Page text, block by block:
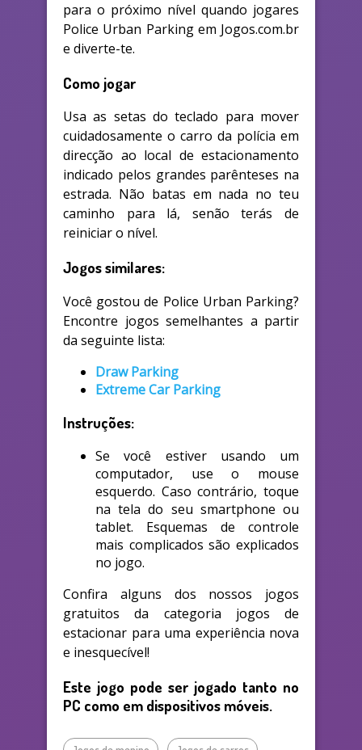
para o próximo nível quando jogares
Police Urban Parking em Jogos.com.br
e diverte-te.
Como jogar
Usa as setas do teclado para mover
cuidadosamente o carro da polícia em
direcção ao local de estacionamento
indicado pelos grandes parênteses na
estrada. Não batas em nada no teu
caminho para lá, senão terás de
reiniciar o nível.
Jogos similares:
Você gostou de Police Urban Parking?
Encontre jogos semelhantes a partir
da seguinte lista:
Draw Parking
Extreme Car Parking
Instruções:
Se você estiver usando um
computador, use o mouse
esquerdo. Caso contrário, toque
na tela do seu smartphone ou
tablet. Esquemas de controle
mais complicados são explicados
no jogo.
Confira alguns dos nossos jogos
gratuitos da categoria jogos de
estacionar para uma experiência nova
e inesquecível!
Este jogo pode ser jogado tanto no
PC como em dispositivos móveis.